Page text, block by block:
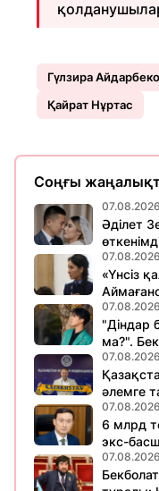
Гүлзира
Қайрат Нұртас
Соңғы
07.08.2026
Әділет
07.08.2026
«Үнсіз
07.08.2026
"Діндар
ма?".
07.08.2026
әлемге
07.08.2026
6 млрд
экс-
07.08.2026